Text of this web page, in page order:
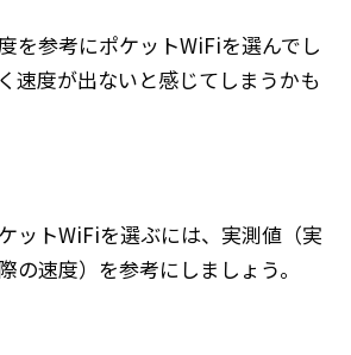
を参考にポケットWiFiを選んでし
速度が出ないと感じてしまうかも
ットWiFiを選ぶには、実測値（実
の速度）を参考にしましょう。